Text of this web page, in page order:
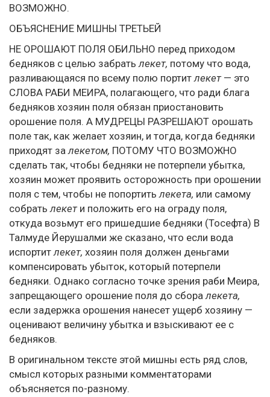
ВОЗМОЖНО.
ОБЪЯСНЕНИЕ МИШНЫ ТРЕТЬЕЙ
НЕ ОРОШАЮТ ПОЛЯ ОБИЛЬНО перед приходом
бедняков с целью забратьлекет, потому что вода,
разливающаяся по всему полю портитлекет — это
СЛОВА РАБИ МЕИРА, полагающего, что ради блага
бедняков хозяин поля обязан приостановить
орошение поля. А МУДРЕЦЫ РАЗРЕШАЮТ орошать
поле так, как желает хозяин, и тогда, когда бедняки
приходят залекетом, ПОТОМУ ЧТО ВОЗМОЖНО
сделать так, чтобы бедняки не потерпели убытка,
хозяин может проявить осторожность при орошении
поля с тем, чтобы не попортитьлекета, или самому
собратьлекет и положить его на ограду поля,
откуда возьмут его пришедшие бедняки (Тосефта) В
Талмуде Йерушалми же сказано, что если вода
испортитлекет, хозяин поля должен деньгами
компенсировать убыток, который потерпели
бедняки. Однако согласно точке зрения раби Меира,
запрещающего орошение поля до сборалекета,
если задержка орошения нанесет ущерб хозяину —
оценивают величину убытка и взыскивают ее с
бедняков.
В оригинальном тексте этой мишны есть ряд слов,
смысл которых разными комментаторами
объясняется по-разному.